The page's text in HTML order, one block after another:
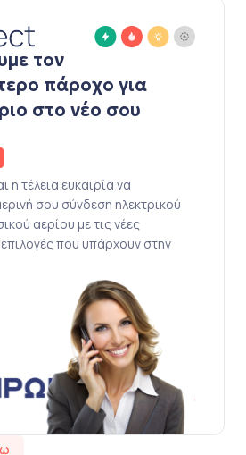
τον
πάροχο για
στο νέο σου
η τέλεια ευκαιρία να
σου σύνδεση ηλεκτρικού
αερίου με τις νέες
που υπάρχουν στην